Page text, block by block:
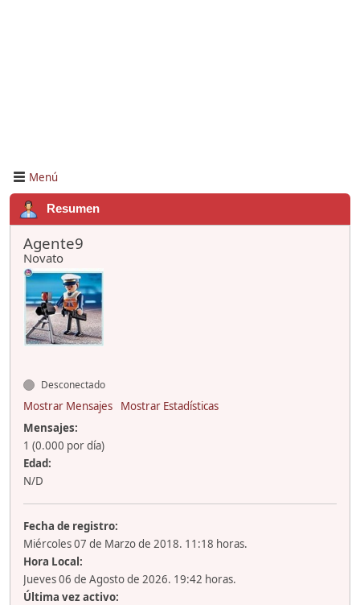
Menú
Resumen
Agente9
Novato
Desconectado
Mostrar Mensajes
Mostrar Estadísticas
Mensajes:
1 (0.000 por día)
Edad:
N/D
Fecha de registro:
Miércoles 07 de Marzo de 2018. 11:18 horas.
Hora Local:
Jueves 06 de Agosto de 2026. 19:42 horas.
Última vez activo: